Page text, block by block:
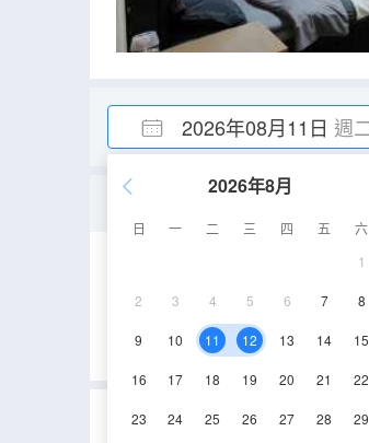
2026年08月11日 週
2026年8月
日 一 二 三 四 五
六
1
2 3 4 5 6 7 8
9 10 11 12 13 14 15
16 17 18 19 20 21 22
23 24 25 26 27 28 29
重要資訊